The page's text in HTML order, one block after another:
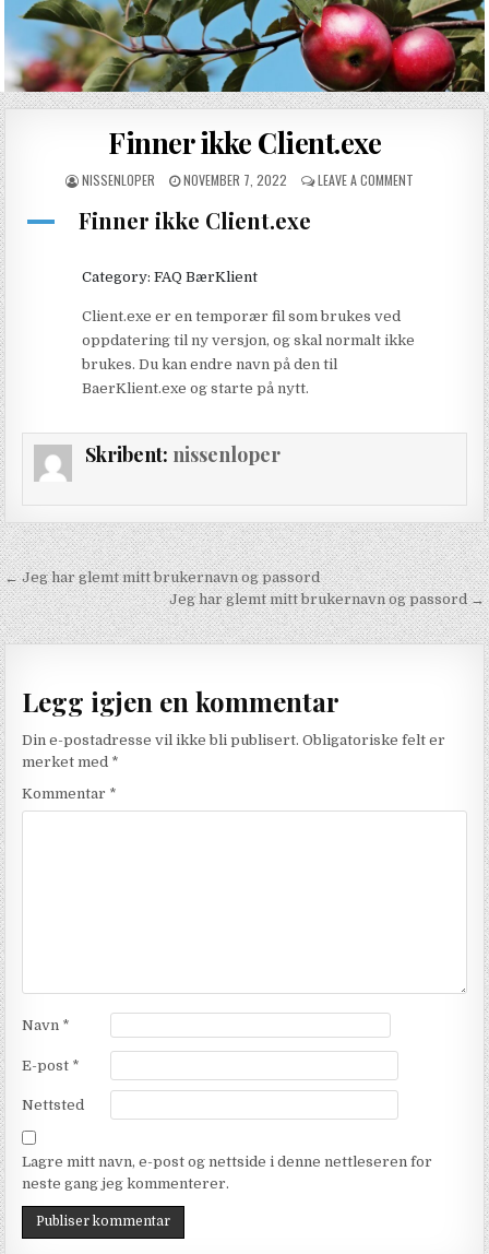
Skip to content
Finner ikke Client.exe
SKRIBENT:
NISSENLOPER PUBLISHED DATE:
NOVEMBER 7, 2022 LEAVE A COMMENTON FINNER
A Finner ikke Client.exe
Category: FAQ BærKlient
Client.exe er en temporær fil som brukes ved
oppdatering til ny versjon, og skal normalt ikke
brukes. Du kan endre navn på den til
BaerKlient.exe og starte på nytt.
Skribent: nissenloper
Innleggsnavigasjon
← Jeg har glemt mitt brukernavn og passord
Jeg har glemt mitt brukernavn og passord →
Legg igjen en kommentar
Din e-postadresse vil ikke bli publisert. Obligatoriske felt er
merket med *
Kommentar *
Navn *
E-post *
Nettsted
Lagre mitt navn, e-post og nettside i denne nettleseren for
neste gang jeg kommenterer.